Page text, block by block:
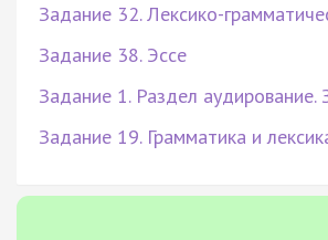
Задание 32. Лексико-
Задание 38. Эссе
Задание 1. Раздел аудирование.
Задание 19. Грамматика и